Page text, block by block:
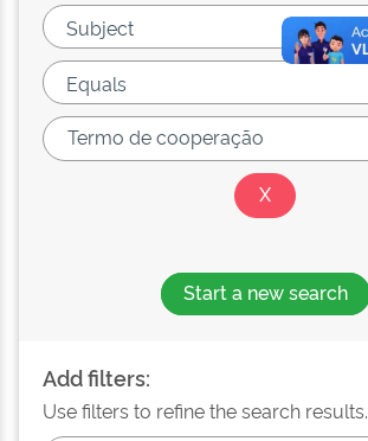
Start a new search
Add filters:
Use filters to refine the search results.